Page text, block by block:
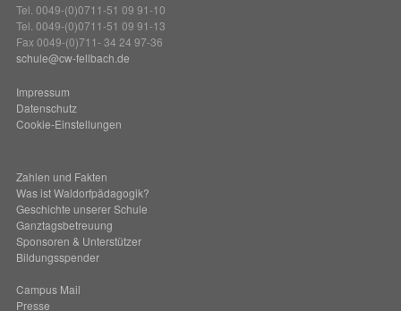
Tel. 0049-(0)0711-51 09 91-10
Tel. 0049-(0)0711-51 09 91-13
Fax 0049-(0)711- 34 24 97-36
schule@cw-fellbach.de
Impressum
Datenschutz
Cookie-Einstellungen
Zahlen und Fakten
Was ist Waldorfpädagogik?
Geschichte unserer Schule
Ganztagsbetreuung
Sponsoren & Unterstützer
Bildungsspender
Campus Mail
Presse